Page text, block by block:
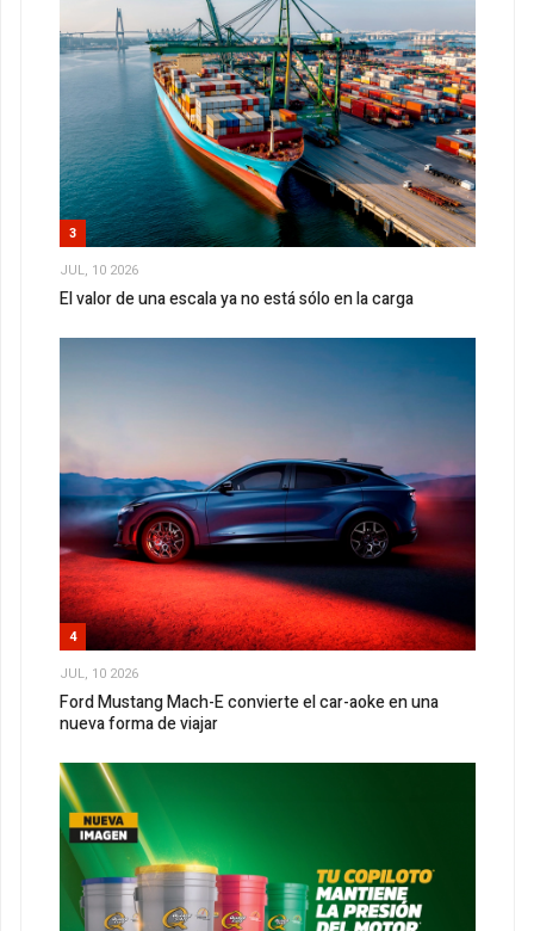
3
JUL, 10 2026
El valor de una escala ya no está sólo en la carga
4
JUL, 10 2026
Ford Mustang Mach-E convierte el car-aoke en una
nueva forma de viajar